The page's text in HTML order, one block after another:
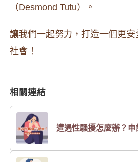
（Desmond Tutu）。
讓我們一起努力，打造一個更安
社會！
相關連結
遭遇性騷擾怎麼辦？